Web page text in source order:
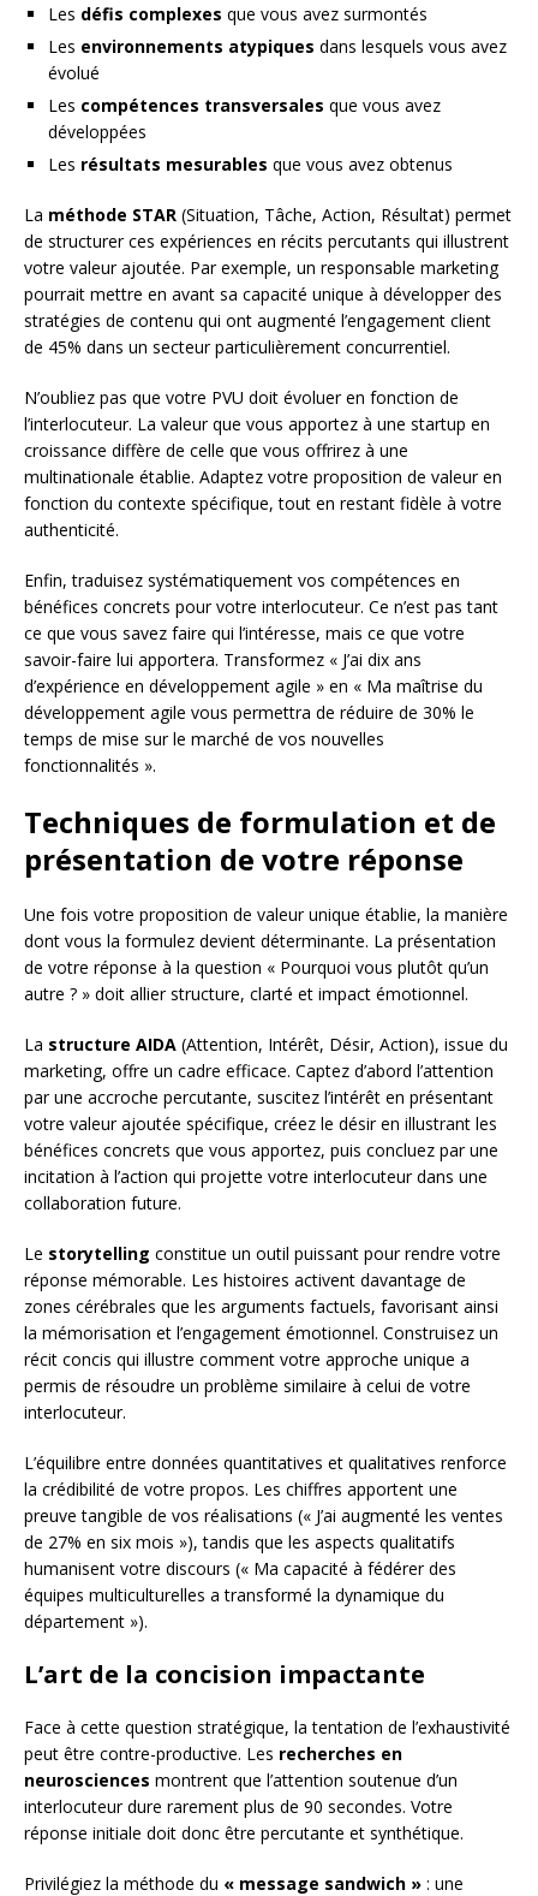
Les défis complexes que vous avez surmontés
Les environnements atypiques dans lesquels vous avez
évolué
Les compétences transversales que vous avez
développées
Les résultats mesurables que vous avez obtenus
La méthode STAR (Situation, Tâche, Action, Résultat) permet
de structurer ces expériences en récits percutants qui illustrent
votre valeur ajoutée. Par exemple, un responsable marketing
pourrait mettre en avant sa capacité unique à développer des
stratégies de contenu qui ont augmenté l’engagement client
de 45% dans un secteur particulièrement concurrentiel.
N’oubliez pas que votre PVU doit évoluer en fonction de
l’interlocuteur. La valeur que vous apportez à une startup en
croissance diffère de celle que vous offrirez à une
multinationale établie. Adaptez votre proposition de valeur en
fonction du contexte spécifique, tout en restant fidèle à votre
authenticité.
Enfin, traduisez systématiquement vos compétences en
bénéfices concrets pour votre interlocuteur. Ce n’est pas tant
ce que vous savez faire qui l’intéresse, mais ce que votre
savoir-faire lui apportera. Transformez « J’ai dix ans
d’expérience en développement agile » en « Ma maîtrise du
développement agile vous permettra de réduire de 30% le
temps de mise sur le marché de vos nouvelles
fonctionnalités ».
Techniques de formulation et de
présentation de votre réponse
Une fois votre proposition de valeur unique établie, la manière
dont vous la formulez devient déterminante. La présentation
de votre réponse à la question « Pourquoi vous plutôt qu’un
autre ? » doit allier structure, clarté et impact émotionnel.
La structure AIDA (Attention, Intérêt, Désir, Action), issue du
marketing, offre un cadre efficace. Captez d’abord l’attention
par une accroche percutante, suscitez l’intérêt en présentant
votre valeur ajoutée spécifique, créez le désir en illustrant les
bénéfices concrets que vous apportez, puis concluez par une
incitation à l’action qui projette votre interlocuteur dans une
collaboration future.
Le storytelling constitue un outil puissant pour rendre votre
réponse mémorable. Les histoires activent davantage de
zones cérébrales que les arguments factuels, favorisant ainsi
la mémorisation et l’engagement émotionnel. Construisez un
récit concis qui illustre comment votre approche unique a
permis de résoudre un problème similaire à celui de votre
interlocuteur.
L’équilibre entre données quantitatives et qualitatives renforce
la crédibilité de votre propos. Les chiffres apportent une
preuve tangible de vos réalisations (« J’ai augmenté les ventes
de 27% en six mois »), tandis que les aspects qualitatifs
humanisent votre discours (« Ma capacité à fédérer des
équipes multiculturelles a transformé la dynamique du
département »).
L’art de la concision impactante
Face à cette question stratégique, la tentation de l’exhaustivité
peut être contre-productive. Les recherches en
neurosciences montrent que l’attention soutenue d’un
interlocuteur dure rarement plus de 90 secondes. Votre
réponse initiale doit donc être percutante et synthétique.
Privilégiez la méthode du « message sandwich » : une